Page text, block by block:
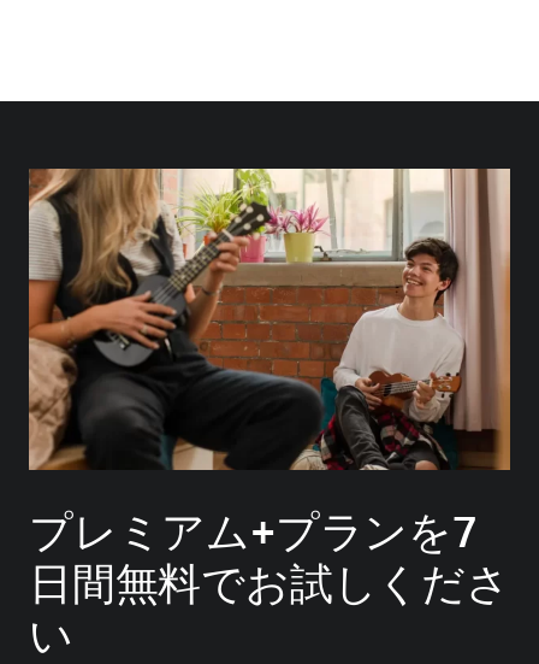
プレミアム+プランを7
日間無料でお試しくださ
い